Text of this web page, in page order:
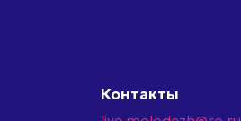
Контакты